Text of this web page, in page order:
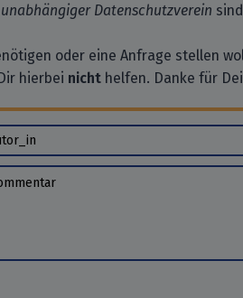
unabhängiger Datenschutzverein
oder eine Anfrage stellen
hierbei nicht helfen. Danke für